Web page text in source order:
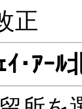
正
ｲ･ｱｰﾙ